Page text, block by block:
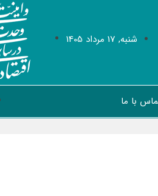
شنبه, 17 مرداد 1405
با ما